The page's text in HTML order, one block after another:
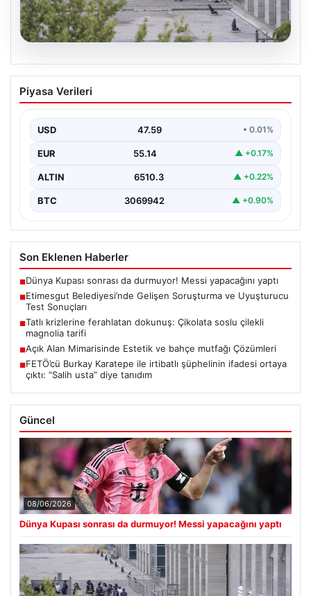
Etimesgut Belediyesi’nde Gelişen
Soruşturma ve Uyuşturucu Test
Son günlerde yayılan haberler, Etimesgut
seriyor. Soruşturma kapsamında,…
Piyasa Verileri
USD 47.59 • 0.01%
EUR 55.14 ▲ +0.17%
ALTIN 6510.3 ▲ +0.22%
BTC 3069942 ▲ +0.90%
Son Eklenen Haberler
■Dünya Kupası sonrası da durmuyor! Messi yapacağını yaptı
■Etimesgut Belediyesi’nde Gelişen Soruşturma ve Uyuşturucu
Test Sonuçları
■Tatlı krizlerine ferahlatan dokunuş: Çikolata soslu çilekli
magnolia tarifi
■Açık Alan Mimarisinde Estetik ve bahçe mutfağı Çözümleri
■FETÖ’cü Burkay Karatepe ile irtibatlı şüphelinin ifadesi ortaya
çıktı: “Salih usta” diye tanıdım
Güncel
08/06/2026
Dünya Kupası sonrası da durmuyor! Messi yapacağını yaptı